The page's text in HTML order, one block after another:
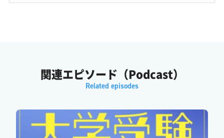
としても、完全に道に迷って遭難するような事態だけは確実に防
いでくれるみたいな、そんな印象を受けますね。
がくしん: なるほどなあ、確かに予備校の柔軟な進路指導とか、
膨大な過去問データのおかげで、うまく軌道修正ができているの
関連エピソード（Podcast）